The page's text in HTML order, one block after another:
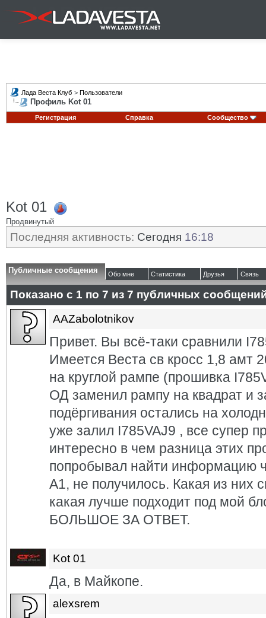
Лада Веста Клуб > Пользователи
Профиль Kot 01
Регистрация Справка Сообщество
Kot 01
Продвинутый
Последняя активность: Сегодня 16:18
Публичные сообщения Обо мне Статистика Друзья Связь
Показано с 1 по 7 из 7 публичных
AAZabolotnikov
Привет. Вы всё-таки сравнили
Имеется Веста св кросс 1,8 амт
на круглой рампе (прошивка
ОД заменил рампу на квадрат и
подёргивания остались на
уже залил I785VAJ9 , все супер
интересно в чем разница этих
попробывал найти информацию
А1, не получилось. Какая из них
какая лучше подходит под мой
БОЛЬШОЕ ЗА ОТВЕТ.
Kot 01
Да, в Майкопе.
alexsrem